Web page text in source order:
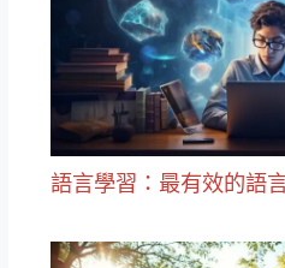
語言學習：最有效的語